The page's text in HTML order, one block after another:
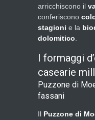
arricchiscono il
conferiscono
stagioni e la
dolomitico
I formaggi
casearie
Puzzone di
fassani
Il Puzzone di